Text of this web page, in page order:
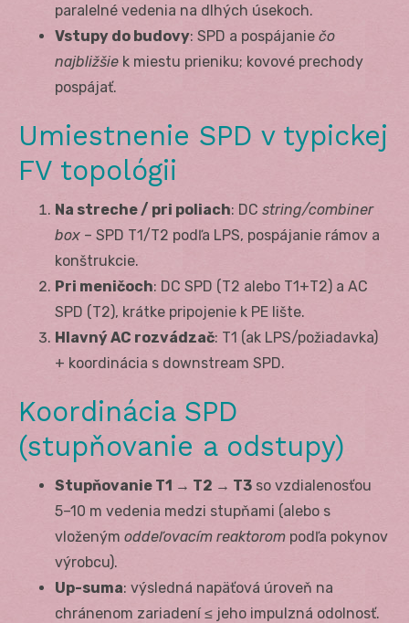
paralelné vedenia na dlhých úsekoch.
Vstupy do budovy: SPD a pospájanie čo
najbližšie k miestu prieniku; kovové prechody
pospájať.
Umiestnenie SPD v typickej
FV topológii
Na streche / pri poliach: DC string/combiner
box – SPD T1/T2 podľa LPS, pospájanie rámov a
konštrukcie.
Pri meničoch: DC SPD (T2 alebo T1+T2) a AC
SPD (T2), krátke pripojenie k PE lište.
Hlavný AC rozvádzač: T1 (ak LPS/požiadavka)
+ koordinácia s downstream SPD.
Koordinácia SPD
(stupňovanie a odstupy)
Stupňovanie T1 → T2 → T3 so vzdialenosťou
5–10 m vedenia medzi stupňami (alebo s
vloženým oddeľovacím reaktorom podľa pokynov
výrobcu).
Up-suma: výsledná napäťová úroveň na
chránenom zariadení ≤ jeho impulzná odolnosť.